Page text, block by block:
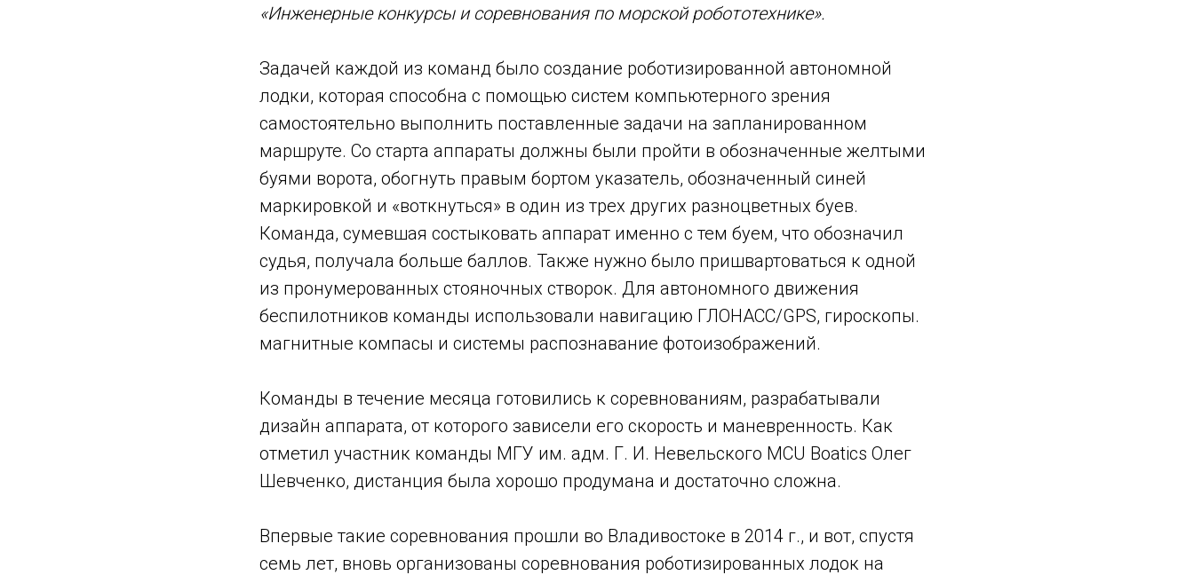
«Инженерные конкурсы и соревнования по морской робототехнике».
Задачей каждой из команд было создание роботизированной автономной
лодки, которая способна с помощью систем компьютерного зрения
самостоятельно выполнить поставленные задачи на запланированном
маршруте. Со старта аппараты должны были пройти в обозначенные желтыми
буями ворота, обогнуть правым бортом указатель, обозначенный синей
маркировкой и «воткнуться» в один из трех других разноцветных буев.
Команда, сумевшая состыковать аппарат именно с тем буем, что обозначил
судья, получала больше баллов. Также нужно было пришвартоваться к одной
из пронумерованных стояночных створок. Для автономного движения
беспилотников команды использовали навигацию ГЛОНАСС/GPS, гироскопы.
магнитные компасы и системы распознавание фотоизображений.
Команды в течение месяца готовились к соревнованиям, разрабатывали
дизайн аппарата, от которого зависели его скорость и маневренность. Как
отметил участник команды МГУ им. адм. Г. И. Невельского MCU Boatics Олег
Шевченко, дистанция была хорошо продумана и достаточно сложна.
Впервые такие соревнования прошли во Владивостоке в 2014 г., и вот, спустя
семь лет, вновь организованы соревнования роботизированных лодок на